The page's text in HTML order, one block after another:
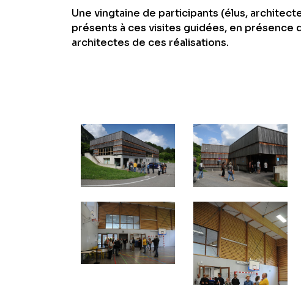
Une vingtaine de participants (élus,
présents à ces visites guidées, en présence
architectes de ces réalisations.